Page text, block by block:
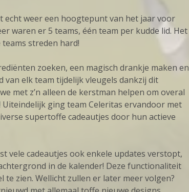
echt weer een hoogtepunt van het jaar voor
waren er 5 teams, één team per kudde lid. Het
streden hard!
zoeken, een magisch drankje maken en
van elk team tijdelijk vleugels dankzij dit
met z’n alleen de kerstman helpen om overal
Uiteindelijk ging team Celeritas ervandoor met
supertoffe cadeautjes door hun actieve
vele cadeautjes ook enkele updates verstopt,
in de kalender! Deze functionaliteit
te zien. Wellicht zullen er later meer volgen?